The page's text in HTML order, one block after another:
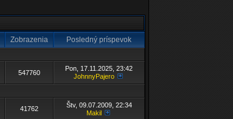
Zobrazenia Posledný príspevok
547760
Pon, 17.11.2025, 23:42
JohnnyPajero
41762
Štv, 09.07.2009, 22:34
Makil